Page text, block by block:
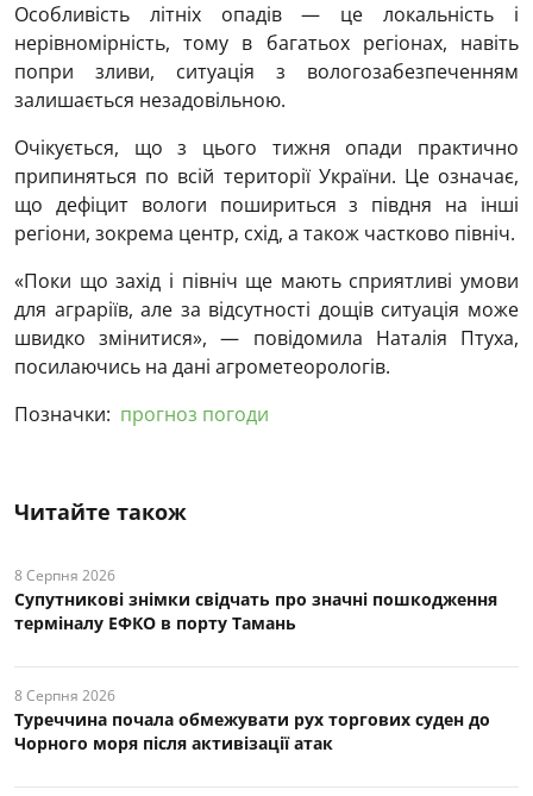
Особливість літніх опадів — це локальність і
нерівномірність, тому в багатьох регіонах, навіть
попри зливи, ситуація з вологозабезпеченням
залишається незадовільною.
Очікується, що з цього тижня опади практично
припиняться по всій території України. Це означає,
що дефіцит вологи пошириться з півдня на інші
регіони, зокрема центр, схід, а також частково північ.
«Поки що захід і північ ще мають сприятливі умови
для аграріїв, але за відсутності дощів ситуація може
швидко змінитися», — повідомила Наталія Птуха,
посилаючись на дані агрометеорологів.
Позначки: прогноз погоди
Читайте також
8 Серпня 2026
Супутникові знімки свідчать про значні пошкодження
терміналу ЕФКО в порту Тамань
8 Серпня 2026
Туреччина почала обмежувати рух торгових суден до
Чорного моря після активізації атак